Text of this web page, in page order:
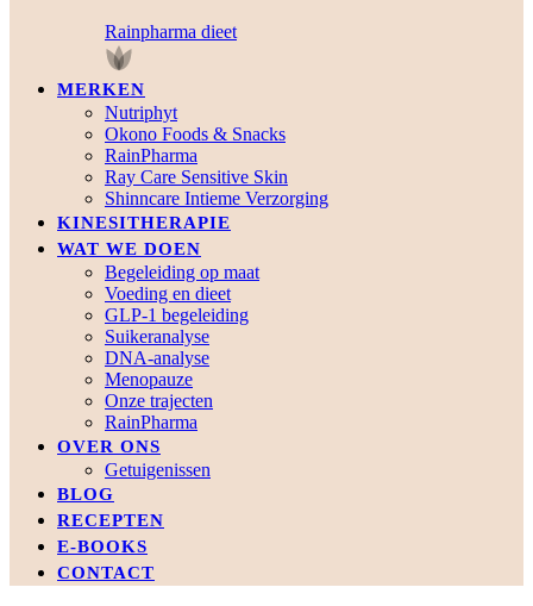
Rainpharma dieet
MERKEN
Nutriphyt
Okono Foods & Snacks
RainPharma
Ray Care Sensitive Skin
Shinncare Intieme Verzorging
KINESITHERAPIE
WAT WE DOEN
Begeleiding op maat
Voeding en dieet
GLP-1 begeleiding
Suikeranalyse
DNA-analyse
Menopauze
Onze trajecten
RainPharma
OVER ONS
Getuigenissen
BLOG
RECEPTEN
E-BOOKS
CONTACT